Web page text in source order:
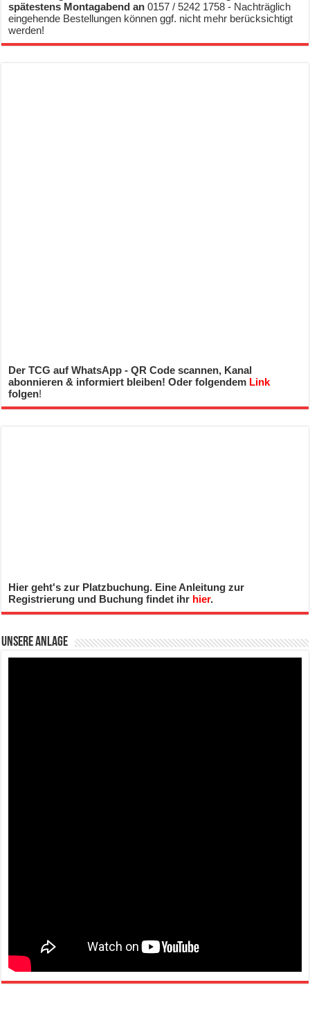
spätestens Montagabend an0157 / 5242 1758 - Nachträglich
eingehende Bestellungen können ggf. nicht mehr berücksichtigt
werden!
Der TCG auf WhatsApp - QR Code scannen, Kanal
abonnieren & informiert bleiben! Oder folgendem Link
folgen!
Hier geht's zur Platzbuchung. Eine Anleitung zur
Registrierung und Buchung findet ihr hier.
Unsere Anlage